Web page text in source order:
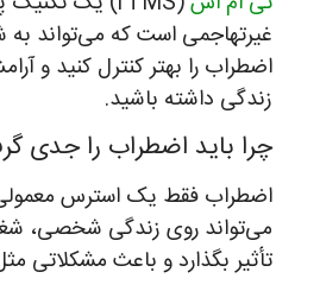
غیرتهاجمی است که می‌تواند
اضطراب را بهتر کنترل کنید و
زندگی داشته باشید.
چرا باید اضطراب را جدی
اضطراب فقط یک استرس
می‌تواند روی زندگی شخصی،
تأثیر بگذارد و باعث مشکلاتی